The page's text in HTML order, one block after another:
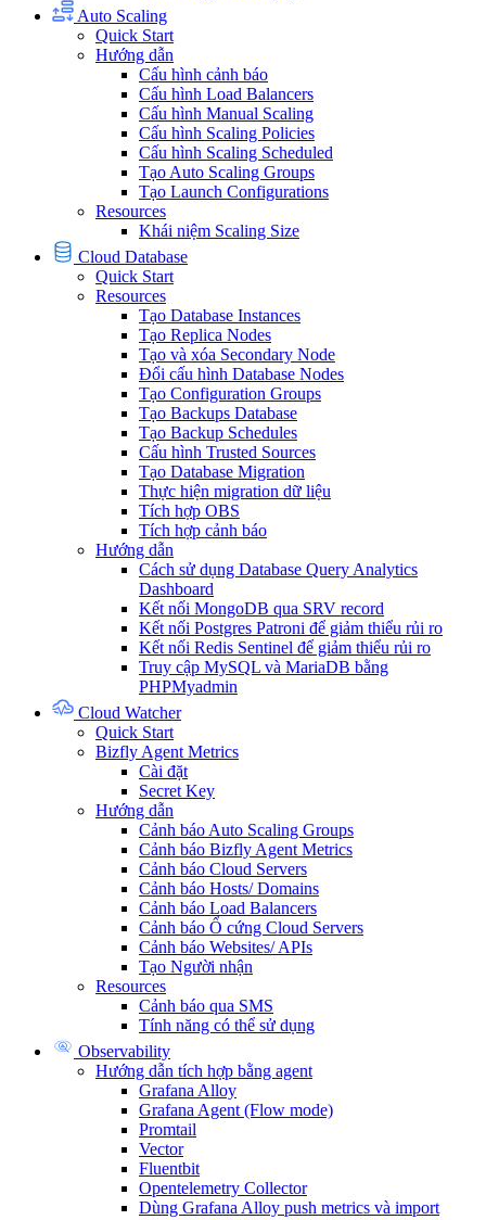
Auto Scaling
Quick Start
Hướng dẫn
Cấu hình cảnh báo
Cấu hình Load Balancers
Cấu hình Manual Scaling
Cấu hình Scaling Policies
Cấu hình Scaling Scheduled
Tạo Auto Scaling Groups
Tạo Launch Configurations
Resources
Khái niệm Scaling Size
Cloud Database
Quick Start
Resources
Tạo Database Instances
Tạo Replica Nodes
Tạo và xóa Secondary Node
Đổi cấu hình Database Nodes
Tạo Configuration Groups
Tạo Backups Database
Tạo Backup Schedules
Cấu hình Trusted Sources
Tạo Database Migration
Thực hiện migration dữ liệu
Tích hợp OBS
Tích hợp cảnh báo
Hướng dẫn
Cách sử dụng Database Query Analytics
Dashboard
Kết nối MongoDB qua SRV record
Kết nối Postgres Patroni để giảm thiểu rủi ro
Kết nối Redis Sentinel để giảm thiểu rủi ro
Truy cập MySQL và MariaDB bằng
PHPMyadmin
Cloud Watcher
Quick Start
Bizfly Agent Metrics
Cài đặt
Secret Key
Hướng dẫn
Cảnh báo Auto Scaling Groups
Cảnh báo Bizfly Agent Metrics
Cảnh báo Cloud Servers
Cảnh báo Hosts/ Domains
Cảnh báo Load Balancers
Cảnh báo Ổ cứng Cloud Servers
Cảnh báo Websites/ APIs
Tạo Người nhận
Resources
Cảnh báo qua SMS
Tính năng có thể sử dụng
Observability
Hướng dẫn tích hợp bằng agent
Grafana Alloy
Grafana Agent (Flow mode)
Promtail
Vector
Fluentbit
Opentelemetry Collector
Dùng Grafana Alloy push metrics và import